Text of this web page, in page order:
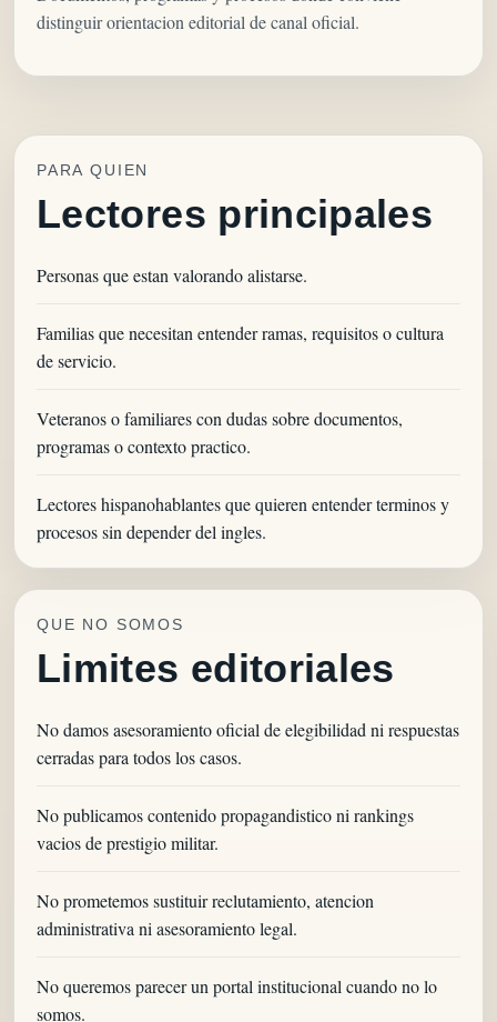
distinguir orientacion editorial de canal oficial.
PARA QUIEN
Lectores principales
Personas que estan valorando alistarse.
Familias que necesitan entender ramas, requisitos o cultura
de servicio.
Veteranos o familiares con dudas sobre documentos,
programas o contexto practico.
Lectores hispanohablantes que quieren entender terminos y
procesos sin depender del ingles.
QUE NO SOMOS
Limites editoriales
No damos asesoramiento oficial de elegibilidad ni respuestas
cerradas para todos los casos.
No publicamos contenido propagandistico ni rankings
vacios de prestigio militar.
No prometemos sustituir reclutamiento, atencion
administrativa ni asesoramiento legal.
No queremos parecer un portal institucional cuando no lo
somos.